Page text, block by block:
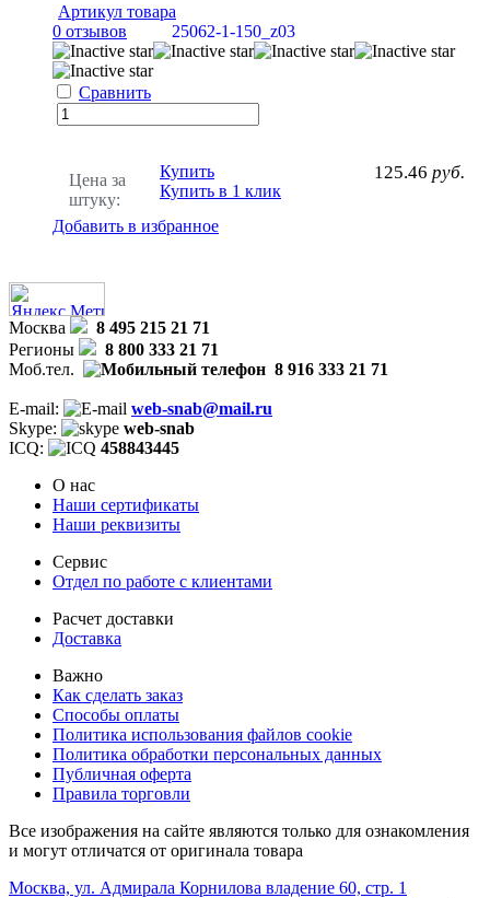
Артикул товара
25062-1-150_z03
0 отзывов
Сравнить
Цена за
штуку:
125.46 руб.
Купить
Купить в 1 клик
Добавить в избранное
Москва
8 495 215 21 71
Регионы
8 800 333 21 71
Моб.тел.
8 916 333 21 71
E-mail:
web-snab@mail.ru
Skype:
web-snab
ICQ:
458843445
О нас
Наши сертификаты
Наши реквизиты
Сервис
Отдел по работе с клиентами
Расчет доставки
Доставка
Важно
Как сделать заказ
Способы оплаты
Политика использования файлов cookie
Политика обработки персональных данных
Публичная оферта
Правила торговли
Все изображения на сайте являются только для ознакомления
и могут отличатся от оригинала товара
Москва, ул. Адмирала Корнилова владение 60, стр. 1